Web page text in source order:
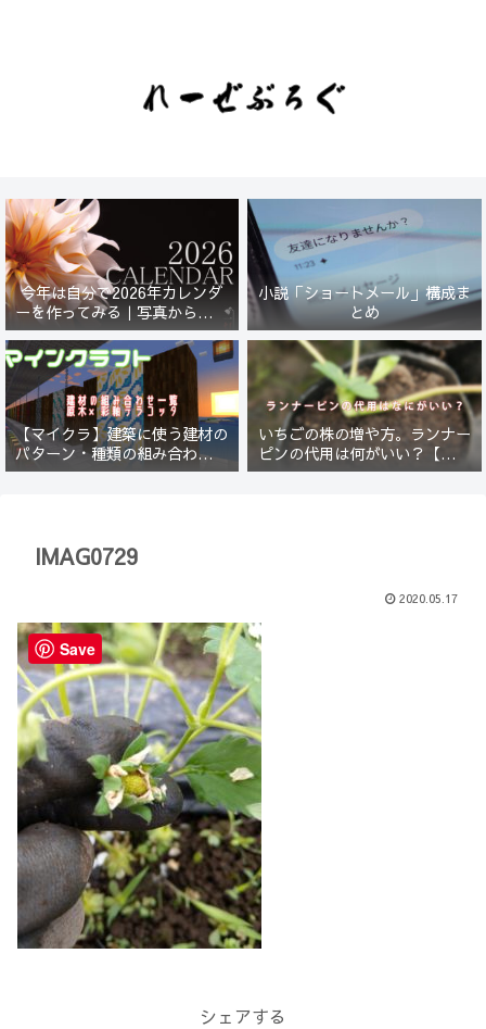
今年は自分で2026年カレンダ
ーを作ってみる｜写真から始ま
る小さなプロジェクト【一灯
花】
小説「ショートメール」構成ま
とめ
【マイクラ】建築に使う建材の
パターン・種類の組み合わせ一
覧！原木×彩釉テラコッタ編
いちごの株の増や方。ランナー
ピンの代用は何がいい？【５年
放置したイチゴは復活するの
IMAG0729
2020.05.17
シェアする
Save